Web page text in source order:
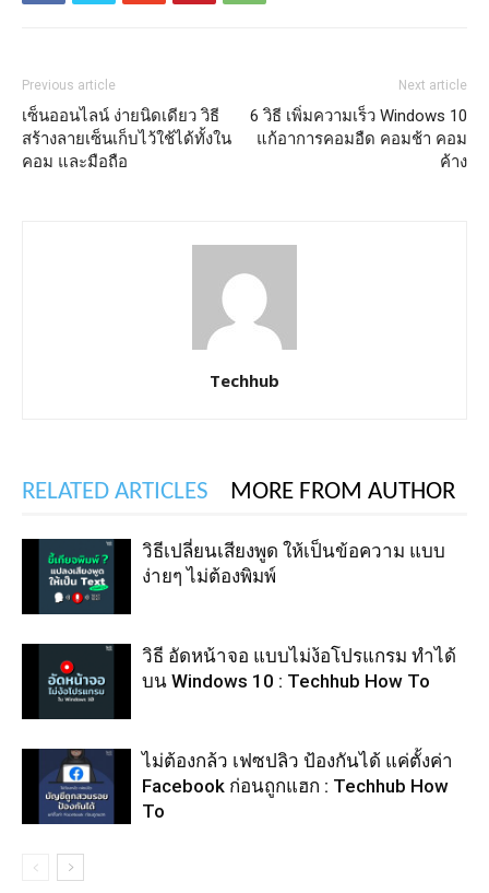
Previous article
เซ็นออนไลน์ ง่ายนิดเดียว วิธี
สร้างลายเซ็นเก็บไว้ใช้ได้ทั้งใน
คอม และมือถือ
Next article
6 วิธี เพิ่มความเร็ว Windows 10
แก้อาการคอมอืด คอมช้า คอม
ค้าง
Techhub
RELATED ARTICLES MORE FROM AUTHOR
วิธีเปลี่ยนเสียงพูด ให้เป็นข้อความ แบบ
ง่ายๆ ไม่ต้องพิมพ์
วิธี อัดหน้าจอ แบบไม่ง้อโปรแกรม ทำได้
บน Windows 10 : Techhub How To
ไม่ต้องกล้ว เฟซปลิว ป้องกันได้ แค่ตั้งค่า
Facebook ก่อนถูกแฮก : Techhub How
To